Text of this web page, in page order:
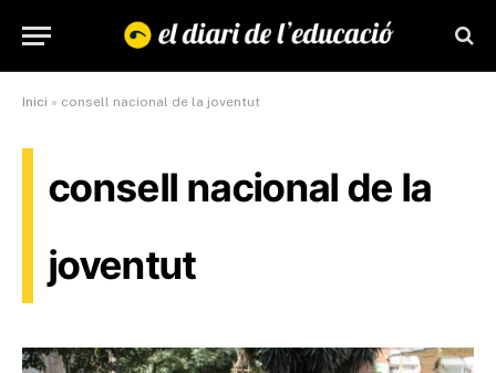
Inici » consell nacional de la joventut
consell nacional de la
joventut